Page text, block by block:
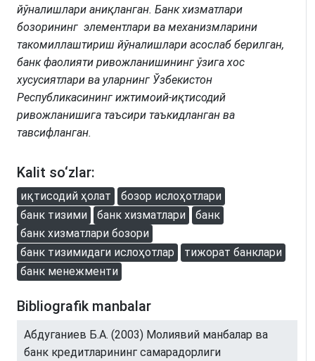
йўналишлари аниқланган. Банк хизматлари
бозорининг элементлари ва механизмларини
такомиллаштириш йўналишлари асослаб берилган,
банк фаолияти ривожланишининг ўзига хос
хусусиятлари ва уларнинг Ўзбекистон
Республикасининг ижтимоий-иқтисодий
ривожланишига таъсири таъкидланган ва
тавсифланган.
Kalit so‘zlar:
иқтисодий ҳолат
бозор ислоҳотлари
банк тизими
банк хизматлари
банк
банк хизматлари бозори
банк тизимидаги ислоҳотлар
тижорат банклари
банк менежменти
Bibliografik manbalar
Абдуганиев Б.А. (2003) Молиявий манбалар ва
банк кредитларининг самарадорлиги